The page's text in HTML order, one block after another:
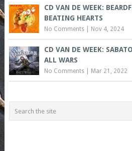
CD VAN DE WEEK:
BEATING HEARTS
No Comments| Nov 4, 2024
CD VAN DE WEEK:
ALL WARS
No Comments| Mar 21, 2022